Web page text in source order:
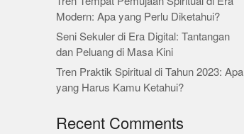
Modern: Apa yang Perlu Diketahui?
Seni Sekuler di Era Digital: Tantangan
dan Peluang di Masa Kini
Tren Praktik Spiritual di Tahun 2023: Apa
yang Harus Kamu Ketahui?
Recent Comments